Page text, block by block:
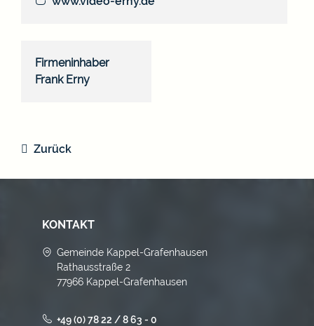
Firmeninhaber
Frank Erny
Zurück
KONTAKT
Gemeinde Kappel-Grafenhausen
Rathausstraße 2
77966 Kappel-Grafenhausen
+49 (0) 78 22 / 8 63 - 0